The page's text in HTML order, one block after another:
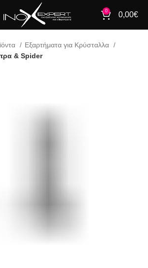
0 0,00€
Εξαρτήματα για Κρύσταλλα
& Spider